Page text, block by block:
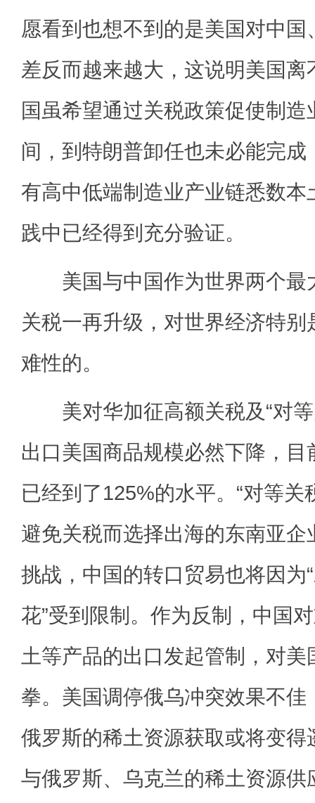
愿看到也想不到的是美国对中
差反而越来越大，这说明美国
国虽希望通过关税政策促使制
间，到特朗普卸任也未必能完
有高中低端制造业产业链悉数本
践中已经得到充分验证。
美国与中国作为世界两个最
关税一再升级，对世界经济特
难性的。
美对华加征高额关税及“对等
出口美国商品规模必然下降，
已经到了125%的水平。“对等关
避免关税而选择出海的东南亚
挑战，中国的转口贸易也将因为
花”受到限制。作为反制，中国
土等产品的出口发起管制，对
拳。美国调停俄乌冲突效果不
俄罗斯的稀土资源获取或将变得
与俄罗斯、乌克兰的稀土资源供